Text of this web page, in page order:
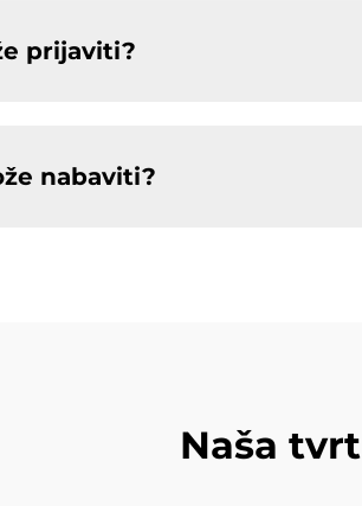
prijaviti?
nabaviti?
Naša